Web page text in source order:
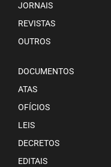
JORNAIS
REVISTAS
OUTROS
DOCUMENTOS
ATAS
OFÍCIOS
LEIS
DECRETOS
EDITAIS